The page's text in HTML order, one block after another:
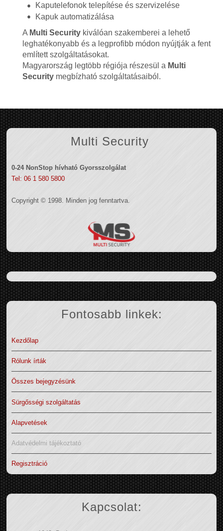
Kaputelefonok telepítése és szervizelése
Kapuk automatizálása
A Multi Securitykiválóan szakemberei a lehető
leghatékonyabb és a legprofibb módon nyújtják a fent
említett szolgáltatásokat.
Magyarország legtöbb régiója részesül a Multi
Securitymegbízható szolgáltatásaiból.
Multi Security
0-24 NonStop hívható Gyorsszolgálat
Tel: 06 1 580 5800
Copyright © 1998. Minden jog fenntartva.
Fontosabb linkek:
Kezdőlap
Rólunk írták
Összes bejegyzésünk
Sürgősségi szolgáltatás
Alapvetések
Adatvédelmi tájékoztató
Regisztráció
Kapcsolat: